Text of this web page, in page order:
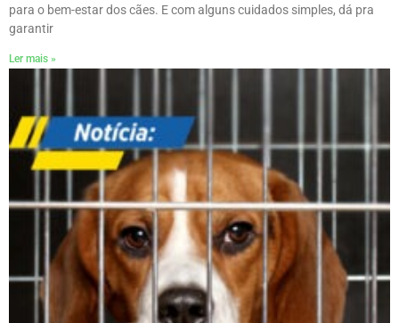
para o bem-estar dos cães. E com alguns cuidados simples, dá pra
garantir
Ler mais »